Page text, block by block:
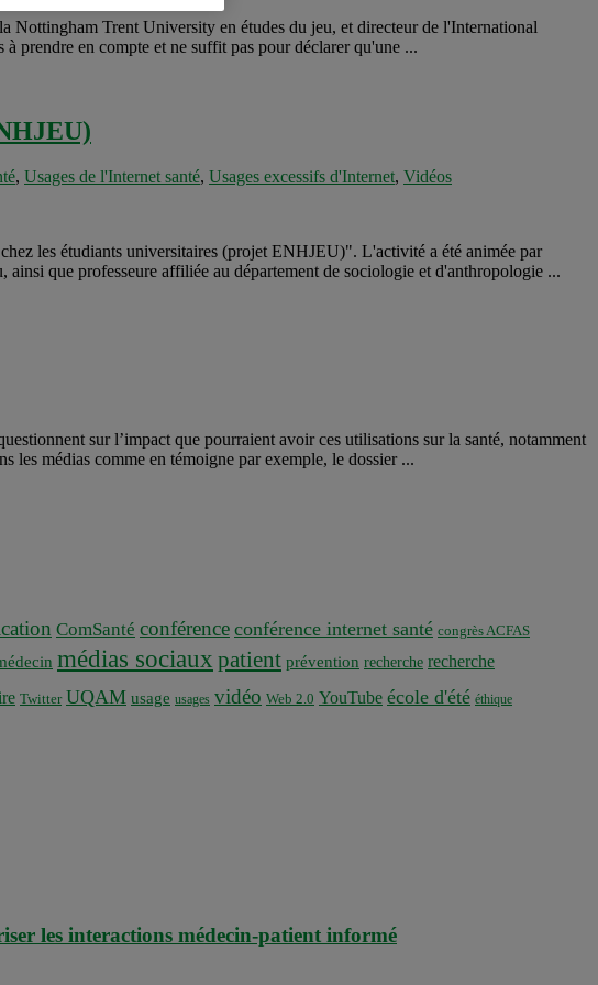
Trent University en études du jeu, et directeur de l'International
prendre en compte et ne suffit pas pour déclarer qu'une ...
, Usages de l'Internet santé, Usages excessifs d'Internet, Vidéos
les étudiants universitaires (projet ENHJEU)". L'activité a été animée par
que professeure affiliée au département de sociologie et d'anthropologie ...
sur l’impact que pourraient avoir ces utilisations sur la santé, notamment
les médias comme en témoigne par exemple, le dossier ...
ComSanté conférence conférence internet santé congrès ACFAS
médias sociaux patient prévention recherche recherche
Twitter UQAM usage usages vidéo Web 2.0 YouTube école d'été éthique
les interactions médecin-patient informé